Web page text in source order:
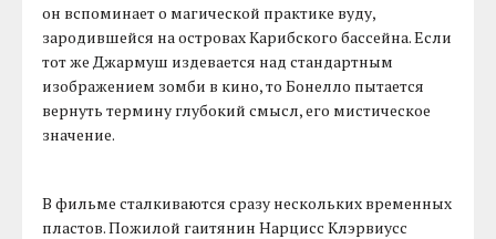
он вспоминает о магической практике вуду,
зародившейся на островах Карибского бассейна. Если
тот же Джармуш издевается над стандартным
изображением зомби в кино, то Бонелло пытается
вернуть термину глубокий смысл, его мистическое
значение.
В фильме сталкиваются сразу нескольких временных
пластов. Пожилой гаитянин Нарцисс Клэрвиусс